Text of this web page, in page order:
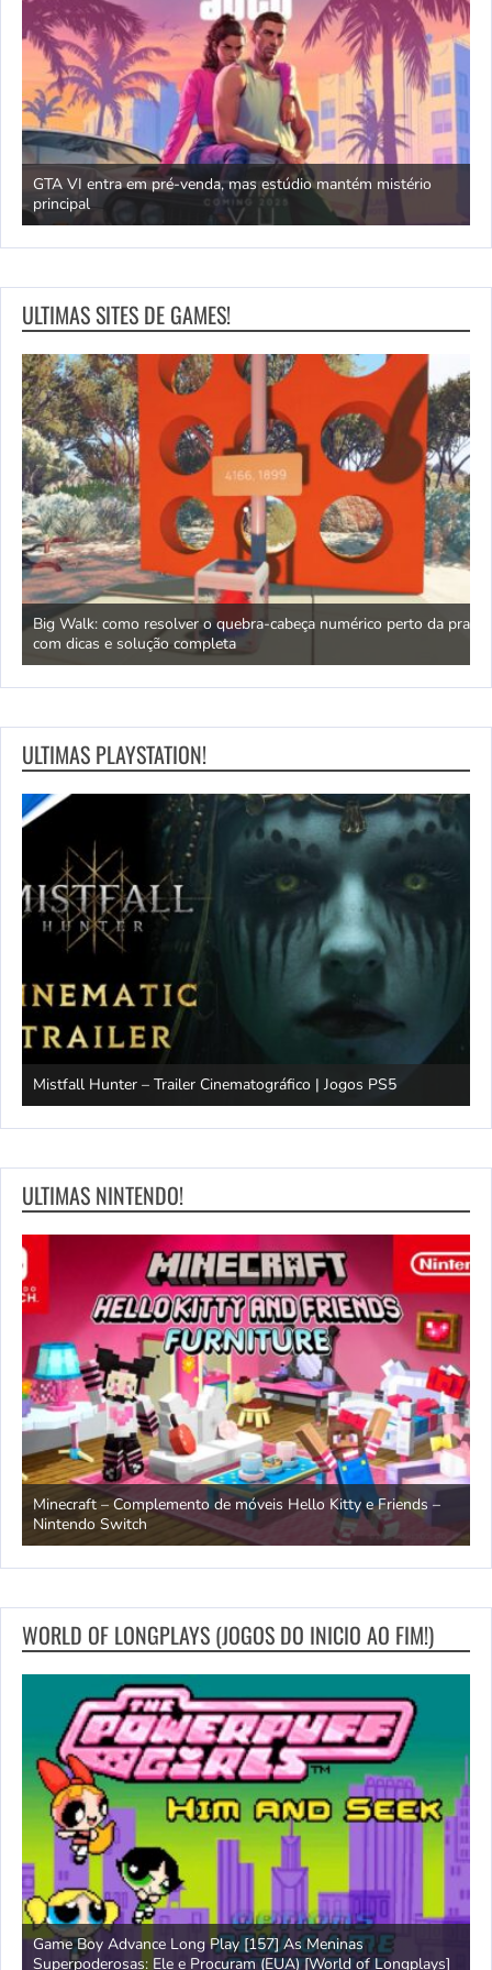
GTA VI entra em pré-venda, mas estúdio mantém mistério
principal
ULTIMAS SITES DE GAMES!
Big Walk: como resolver o quebra-cabeça numérico perto da praia
com dicas e solução completa
ULTIMAS PLAYSTATION!
Mistfall Hunter – Trailer Cinematográfico | Jogos PS5
ULTIMAS NINTENDO!
Minecraft – Complemento de móveis Hello Kitty e Friends –
Nintendo Switch
WORLD OF LONGPLAYS (JOGOS DO INICIO AO FIM!)
Game Boy Advance Long Play [157] As Meninas
Superpoderosas: Ele e Procuram (EUA) [World of Longplays]